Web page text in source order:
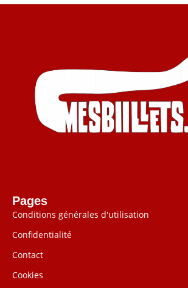
Pages
Conditions générales d'utilisation
Confidentialité
Contact
Cookies